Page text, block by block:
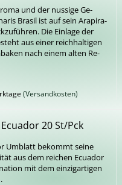
und der nussi­ge Ge­
Bra­sil ist auf sein Ara­pi­ra­
Die Ein­la­ge der
aus einer reich­hal­ti­gen
nach einem alten Re­
(Versandkosten)
20 St/Pck
Um­blatt be­kommt seine
aus dem rei­chen Ecua­dor
mit dem ein­zig­ar­ti­gen